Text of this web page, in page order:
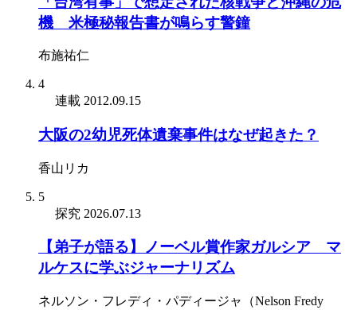
機 米極秘報告書が鳴らす警鐘
布施祐仁
4
連載 2012.09.15
大阪の2幼児死体遺棄事件はなぜ起きた？
香山リカ
5
探究 2026.07.13
【弟子が語る】ノーベル賞作家ガルシア゠マ
ルケスに学ぶジャーナリズム
ネルソン・フレディ・パディージャ（Nelson Fredy